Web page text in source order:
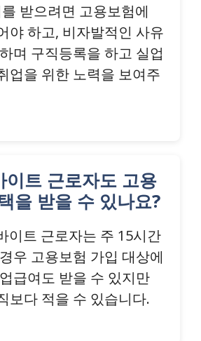
받으려면 고용보험에
야 하고, 비자발적인 사유
며 구직등록을 하고 실업
업을 위한 노력을 보여주
이트 근로자도 고용
을 받을 수 있나요?
이트 근로자는 주 15시간
우 고용보험 가입 대상에
급여도 받을 수 있지만
보다 적을 수 있습니다.